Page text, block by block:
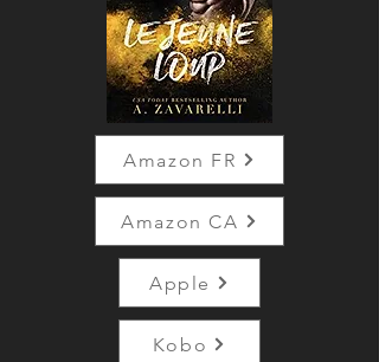
Amazon FR
Amazon CA
Apple
Kobo